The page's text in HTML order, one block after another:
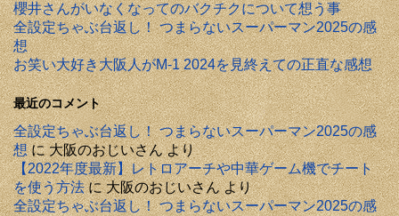
櫻井さんがいなくなってのバクチクについて想う事
全設定ちゃぶ台返し！ つまらないスーパーマン2025の感
想
お笑い大好き大阪人がM-1 2024を見終えての正直な感想
最近のコメント
全設定ちゃぶ台返し！ つまらないスーパーマン2025の感
想に大阪のおじいさんより
【2022年度最新】レトロアーチや中華ゲーム機でチート
を使う方法に大阪のおじいさんより
全設定ちゃぶ台返し！ つまらないスーパーマン2025の感